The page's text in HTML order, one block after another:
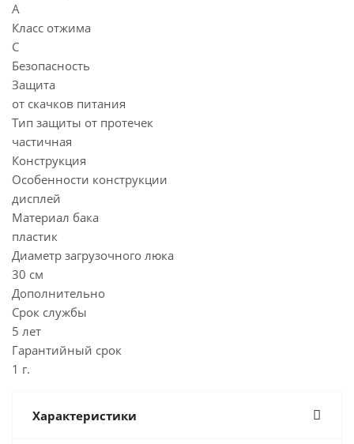
A
Класс отжима
C
Безопасность
Защита
от скачков питания
Тип защиты от протечек
частичная
Конструкция
Особенности конструкции
дисплей
Материал бака
пластик
Диаметр загрузочного люка
30 см
Дополнительно
Срок службы
5 лет
Гарантийный срок
1 г.
Характеристики